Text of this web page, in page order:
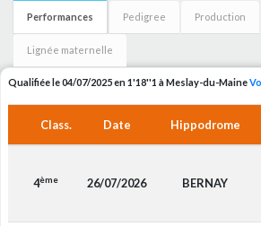
Performances Pedigree Production
Lignée maternelle
Qualifiée le 04/07/2025 en 1'18''1 à Meslay-du-Maine
Class. Date Hippodrome
4ème 26/07/2026 BERNAY